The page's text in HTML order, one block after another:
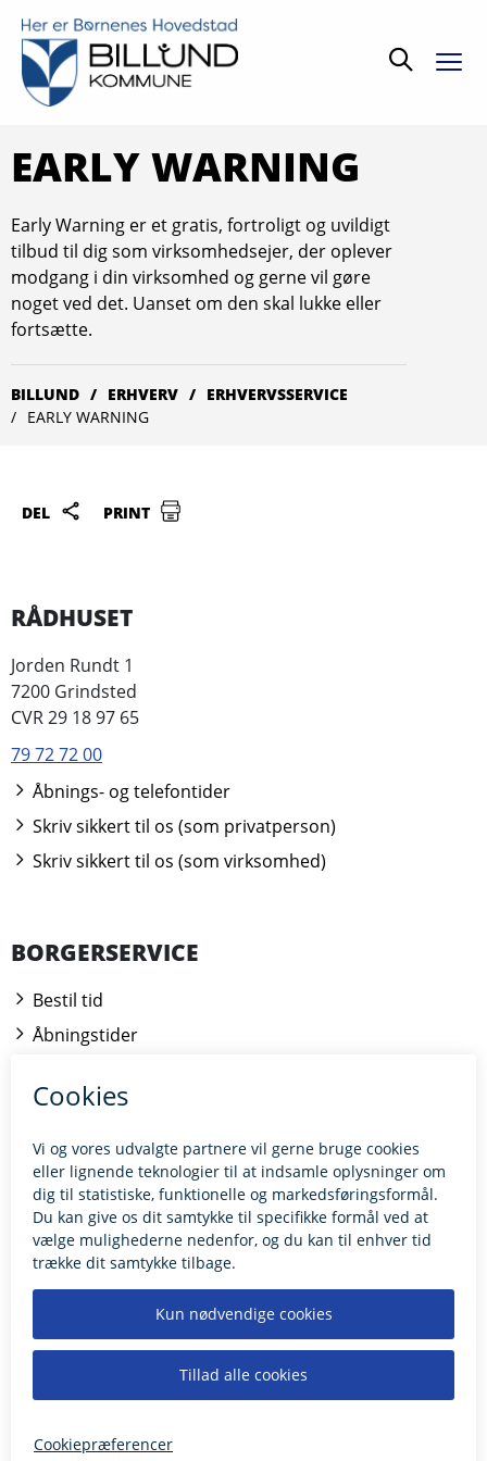
Søg
EARLY WARNING
Early Warning er et gratis, fortroligt og uvildigt
tilbud til dig som virksomhedsejer, der oplever
modgang i din virksomhed og gerne vil gøre
noget ved det. Uanset om den skal lukke eller
fortsætte.
BILLUND ERHVERV
ERHVERVSSERVICE
EARLY WARNING
DEL PRINT
RÅDHUSET
Jorden Rundt 1
7200 Grindsted
CVR 29 18 97 65
79 72 72 00
Åbnings- og telefontider
Skriv sikkert til os (som privatperson)
Skriv sikkert til os (som virksomhed)
BORGERSERVICE
Bestil tid
Åbningstider
Kontakt borgerrådgiveren
BILLUND.DK
Tilgængelighedserklæring
Giv feedback til hjemmesiden